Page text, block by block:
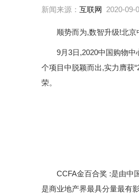
新闻来源： 互联网 2020-09-
顺势而为,数智升级!北京
9月3日,2020中国购物中
个项目中脱颖而出,实力膺获
荣。
CCFA金百合奖 :是由中国
是商业地产界最具分量最有